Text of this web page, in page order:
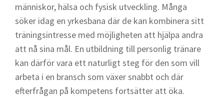
människor, hälsa och fysisk utveckling. Många
söker idag en yrkesbana där de kan kombinera sitt
träningsintresse med möjligheten att hjälpa andra
att nå sina mål. En utbildning till personlig tränare
kan därför vara ett naturligt steg för den som vill
arbeta i en bransch som växer snabbt och där
efterfrågan på kompetens fortsätter att öka.